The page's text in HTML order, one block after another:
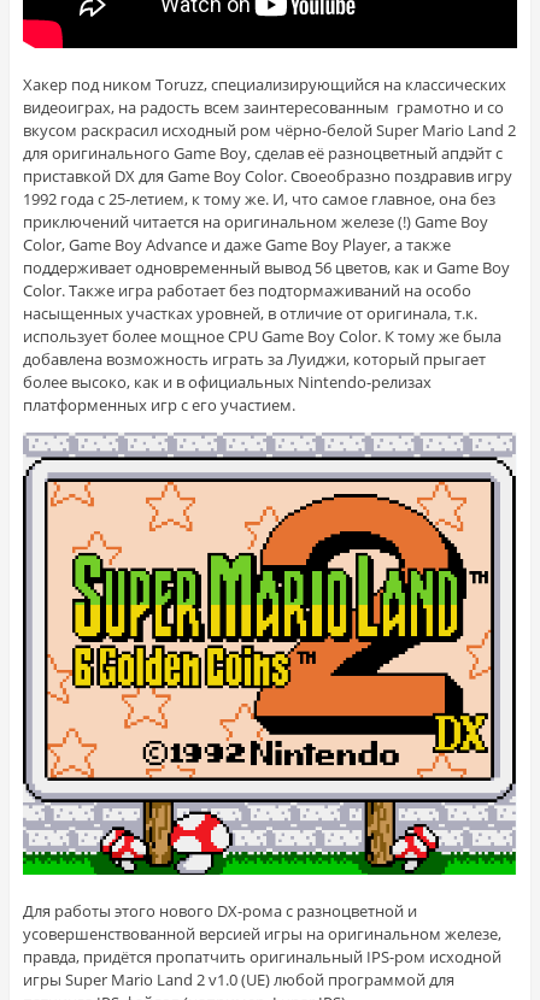
Хакер под ником Toruzz, специализирующийся на классических
видеоиграх, на радость всем заинтересованным грамотно и со
вкусом раскрасил исходный ром чёрно-белой Super Mario Land 2
для оригинального Game Boy, сделав её разноцветный апдэйт с
приставкой DX для Game Boy Color. Своеобразно поздравив игру
1992 года с 25-летием, к тому же. И, что самое главное, она без
приключений читается на оригинальном железе (!) Game Boy
Color, Game Boy Advance и даже Game Boy Player, а также
поддерживает одновременный вывод 56 цветов, как и Game Boy
Color. Также игра работает без подтормаживаний на особо
насыщенных участках уровней, в отличие от оригинала, т.к.
использует более мощное CPU Game Boy Color. К тому же была
добавлена возможность играть за Луиджи, который прыгает
более высоко, как и в официальных Nintendo-релизах
платформенных игр с его участием.
Для работы этого нового DX-рома с разноцветной и
усовершенствованной версией игры на оригинальном железе,
правда, придётся пропатчить оригинальный IPS-ром исходной
игры Super Mario Land 2 v1.0 (UE) любой программой для